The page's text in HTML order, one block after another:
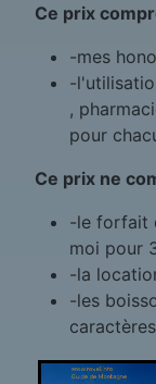
Ce prix
-mes
-
,
pour
Ce prix ne
-le forfait
moi pour
-la
-les